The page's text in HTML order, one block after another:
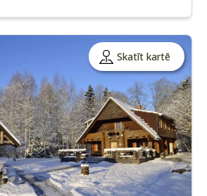
Skatīt kartē